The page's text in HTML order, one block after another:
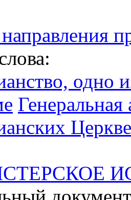
одно